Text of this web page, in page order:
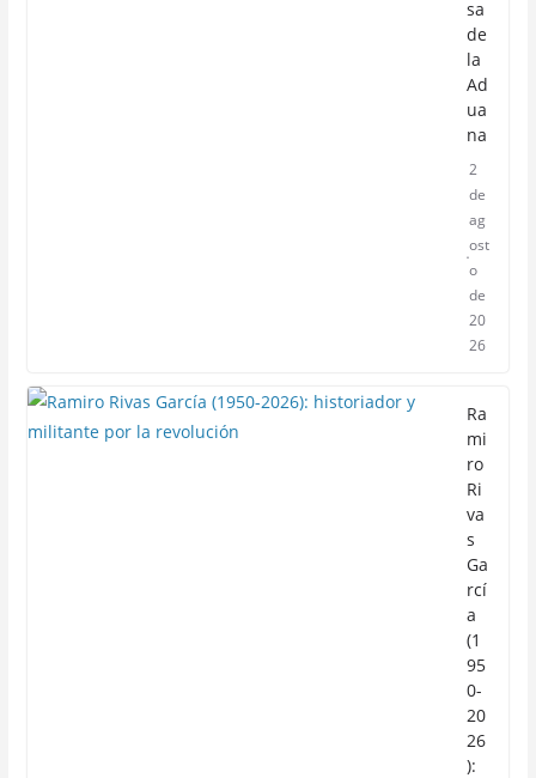
sa
de
la
Ad
ua
na
2
de
ag
ost
o
de
20
26
Ra
mi
ro
Ri
va
s
Ga
rcí
a
(1
95
0-
20
26
):